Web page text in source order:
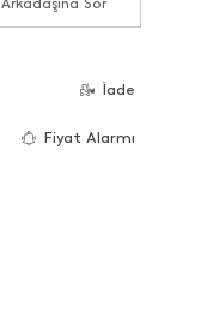
Arkadaşına Sor
İade
Fiyat Alarmı